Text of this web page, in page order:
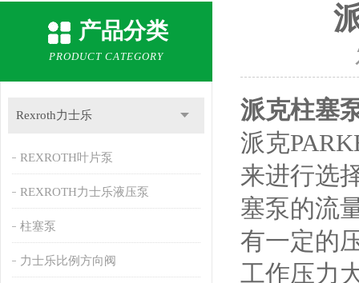
产品分类
PRODUCT CATEGORY
Rexroth力士乐
REXROTH叶片泵
REXROTH力士乐液压泵
柱塞泵
力士乐比例方向阀
派克柱塞
派克
来进行选
塞泵的流
有一定的
工作压力